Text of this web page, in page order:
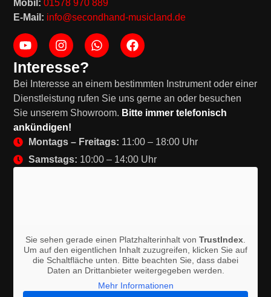
Mobil: 01578 970 889
E-Mail: info@secondhand-musicland.de
Interesse?
Bei Interesse an einem bestimmten Instrument oder einer
Dienstleistung rufen Sie uns gerne an oder besuchen
Sie unserem Showroom. Bitte immer telefonisch
ankündigen!
Montags – Freitags: 11:00 – 18:00 Uhr
Samstags: 10:00 – 14:00 Uhr
Sie sehen gerade einen Platzhalterinhalt von TrustIndex.
Um auf den eigentlichen Inhalt zuzugreifen, klicken Sie auf
die Schaltfläche unten. Bitte beachten Sie, dass dabei
Daten an Drittanbieter weitergegeben werden.
Mehr Informationen